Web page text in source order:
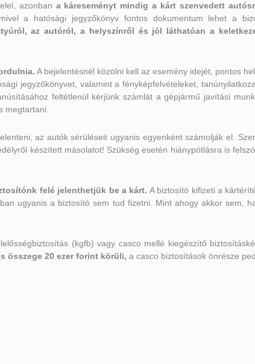
azonban a káreseményt mindig a kárt szenvedett
a hatósági jegyzőkönyv fontos dokumentum lehet a
az autóról, a helyszínről és jól láthatóan a
A bejelentésnél közölni kell az esemény idejét, pontos
jegyzőkönyvet, valamint a fényképfelvételeket,
feltétlenül kérjünk számlát a gépjármű javítási
megtartani.
az autók sérüléseit ugyanis egyenként számolják el.
készített másolatot! Szükség esetén hiánypótlásra is
felé jelenthetjük be a kárt. A biztosító kifizeti a
ugyanis a biztosító sem tud fizetni. Mint ahogy akkor sem,
(kgfb) vagy casco mellé kiegészítő
összege 20 ezer forint körüli, a casco biztosítások önrésze